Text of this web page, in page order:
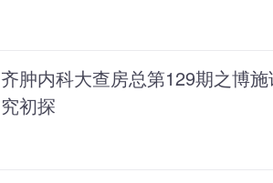
齐肿内科大查房总第129期之博
究初探